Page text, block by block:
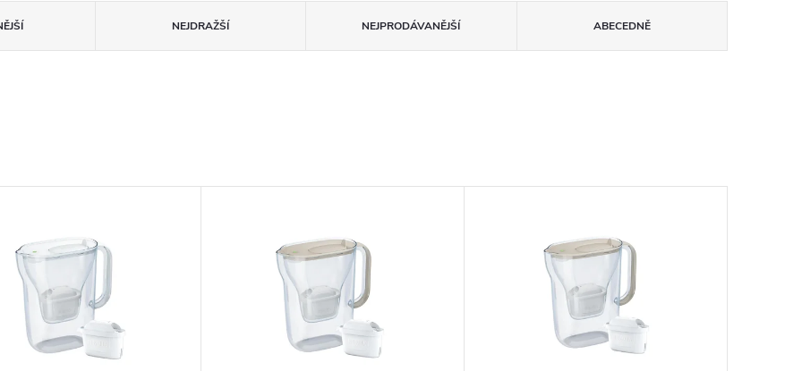
NEJDRAŽŠÍ NEJPRODÁVANĚJŠÍ ABECEDNĚ